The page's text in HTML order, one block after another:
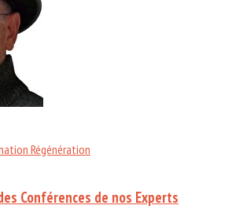
Régénération
Conférences de nos Experts